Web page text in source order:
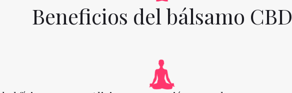
Beneficios del bálsamo CBD